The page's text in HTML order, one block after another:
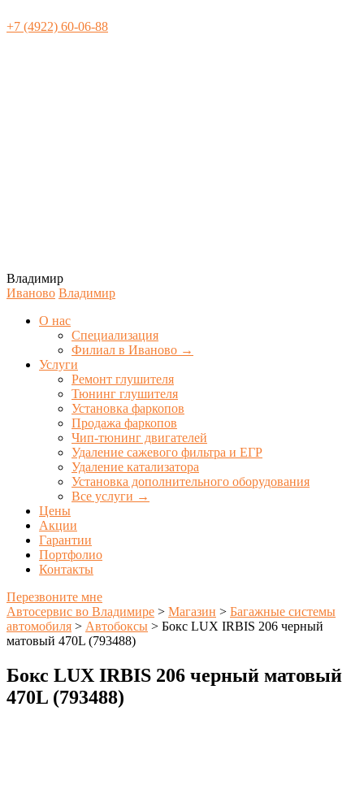
+7 (4922) 60-06-88
Владимир
Иваново Владимир
О нас
Специализация
Филиал в Иваново →
Услуги
Ремонт глушителя
Тюнинг глушителя
Установка фаркопов
Продажа фаркопов
Чип-тюнинг двигателей
Удаление сажевого фильтра и ЕГР
Удаление катализатора
Установка дополнительного оборудования
Все услуги →
Цены
Акции
Гарантии
Портфолио
Контакты
Перезвоните мне
Автосервис во Владимире > Магазин > Багажные системы
автомобиля > Автобоксы > Бокс LUX IRBIS 206 черный
матовый 470L (793488)
Бокс LUX IRBIS 206 черный матовый
470L (793488)